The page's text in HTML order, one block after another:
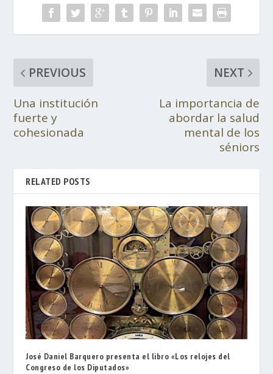
PREVIOUS
Una institución
fuerte y
cohesionada
NEXT
La importancia de
abordar la salud
mental de los
séniors
RELATED POSTS
José Daniel Barquero presenta el libro «Los relojes del
Congreso de los Diputados»